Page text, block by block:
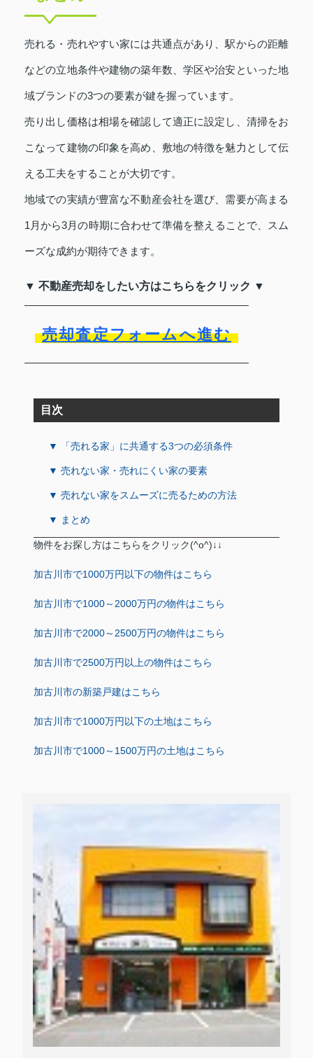
売れる・売れやすい家には共通点があり、駅からの距離
などの立地条件や建物の築年数、学区や治安といった地
域ブランドの3つの要素が鍵を握っています。
売り出し価格は相場を確認して適正に設定し、清掃をお
こなって建物の印象を高め、敷地の特徴を魅力として伝
える工夫をすることが大切です。
地域での実績が豊富な不動産会社を選び、需要が高まる
1月から3月の時期に合わせて準備を整えることで、スム
ーズな成約が期待できます。
▼ 不動産売却をしたい方はこちらをクリック ▼
売却査定フォームへ進む
目次
▼ 「売れる家」に共通する3つの必須条件
▼ 売れない家・売れにくい家の要素
▼ 売れない家をスムーズに売るための方法
▼ まとめ
物件をお探し方はこちらをクリック(^o^)↓↓
加古川市で1000万円以下の物件はこちら
加古川市で1000～2000万円の物件はこちら
加古川市で2000～2500万円の物件はこちら
加古川市で2500万円以上の物件はこちら
加古川市の新築戸建はこちら
加古川市で1000万円以下の土地はこちら
加古川市で1000～1500万円の土地はこちら